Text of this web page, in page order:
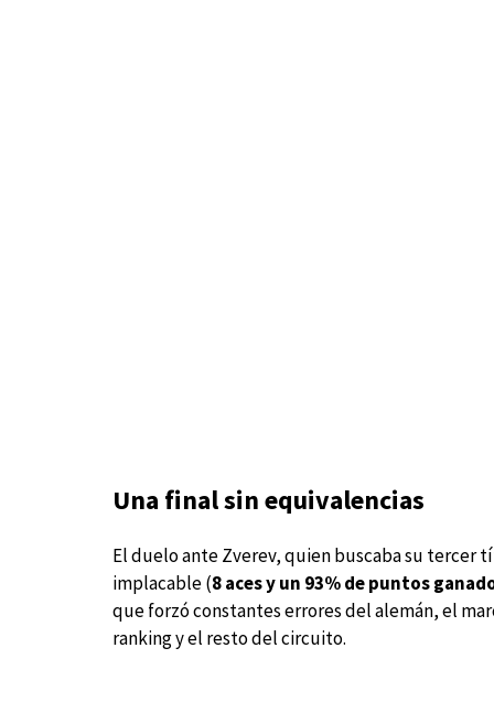
Una final sin equivalencias
El duelo ante Zverev, quien buscaba su tercer
implacable (8 aces y un 93% de puntos
que forzó constantes errores del alemán, el
ranking y el resto del circuito.